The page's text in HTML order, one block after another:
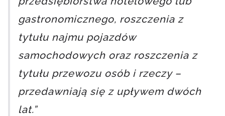
gastronomicznego, roszczenia z
tytułu najmu pojazdów
samochodowych oraz roszczenia z
tytułu przewozu osób i rzeczy –
przedawniają się z upływem dwóch
lat.”